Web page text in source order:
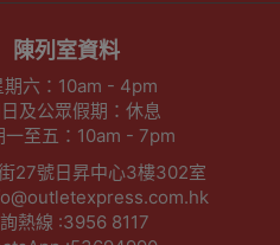
陳列室資料
期六：10am - 4pm
及公眾假期：休息
一至五：10am - 7pm
27號日昇中心3樓302室
熱線 :3956 8117